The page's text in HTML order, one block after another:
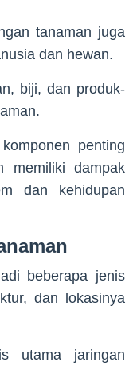
tanaman juga
dan hewan.
biji, dan produk-
penting
memiliki dampak
dan kehidupan
beberapa jenis
dan lokasinya
utama jaringan